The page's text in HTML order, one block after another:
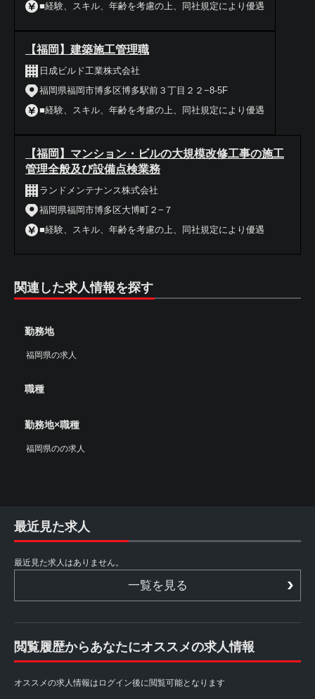
■経験、スキル、年齢を考慮の上、同社規定により優遇
【福岡】建築施工管理職
日成ビルド工業株式会社
福岡県福岡市博多区博多駅前３丁目２２−8-5F
■経験、スキル、年齢を考慮の上、同社規定により優遇
【福岡】マンション・ビルの大規模改修工事の施工
管理全般及び設備点検業務
ランドメンテナンス株式会社
福岡県福岡市博多区大博町２−７
■経験、スキル、年齢を考慮の上、同社規定により優遇
関連した求人情報を探す
勤務地
福岡県の求人
職種
勤務地×職種
福岡県のの求人
最近見た求人
最近見た求人はありません。
一覧を見る
閲覧履歴からあなたにオススメの求人情報
オススメの求人情報はログイン後に閲覧可能となります